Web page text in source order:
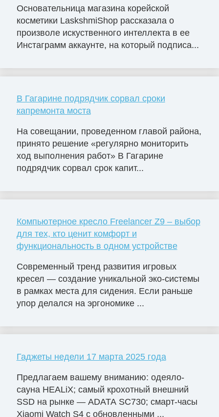
Основательница магазина корейской
косметики LaskshmiShop рассказала о
произволе искуственного интеллекта в ее
Инстаграмм аккаунте, на который подписа...
В Гагарине подрядчик сорвал сроки
капремонта моста
На совещании, проведенном главой района,
принято решение «регулярно мониторить
ход выполнения работ» В Гагарине
подрядчик сорвал срок капит...
Компьютерное кресло Freelancer Z9 – выбор
для тех, кто ценит комфорт и
функциональность в одном устройстве
Современный тренд развития игровых
кресел — создание уникальной эко-системы
в рамках места для сидения. Если раньше
упор делался на эргономике ...
Гаджеты недели 17 марта 2025 года
Предлагаем вашему вниманию: одеяло-
сауна HEALiX; самый крохотный внешний
SSD на рынке — ADATA SC730; смарт-часы
Xiaomi Watch S4 с обновленными ...